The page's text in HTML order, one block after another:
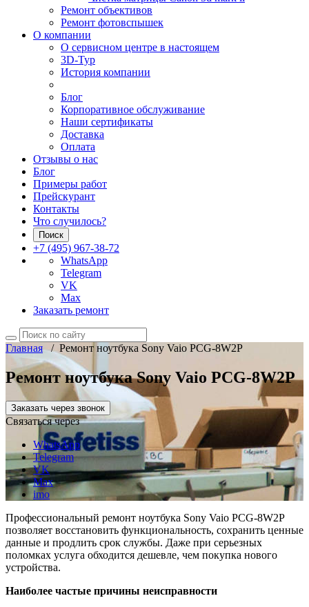
Ремонт объективов
Ремонт фотовспышек
О компании
О сервисном центре в настоящем
3D-Тур
История компании
Блог
Корпоративное обслуживание
Наши сертификаты
Доставка
Оплата
Отзывы о нас
Блог
Примеры работ
Прейскурант
Контакты
Что случилось?
Поиск
+7 (495) 967-38-72
WhatsApp
Telegram
VK
Max
Заказать ремонт
Главная/ Ремонт ноутбука Sony Vaio PCG-8W2P
Ремонт ноутбука Sony Vaio PCG-8W2P
Заказать через звонок
Связаться через
WhatsApp
Telegram
VK
Max
imo
Профессиональный ремонт ноутбука Sony Vaio PCG-8W2P
позволяет восстановить функциональность, сохранить ценные
данные и продлить срок службы. Даже при серьезных
поломках услуга обходится дешевле, чем покупка нового
устройства.
Наиболее частые причины неисправности